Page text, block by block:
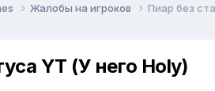
Жалобы на игроков Пиар без
YT (У него Holy)